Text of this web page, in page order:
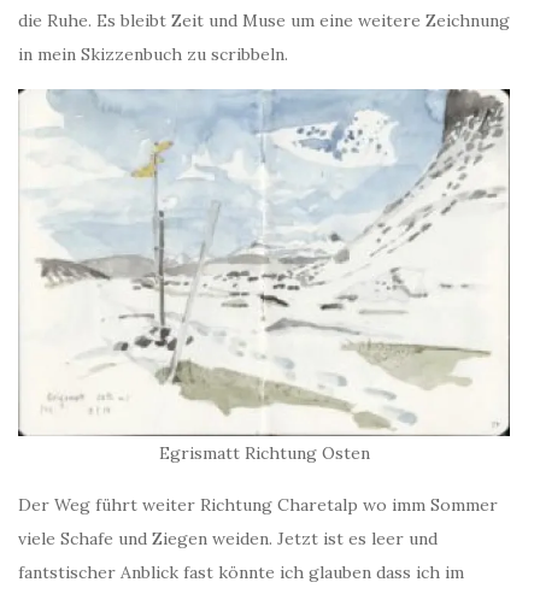
die Ruhe. Es bleibt Zeit und Muse um eine weitere Zeichnung
in mein Skizzenbuch zu scribbeln.
Egrismatt Richtung Osten
Der Weg führt weiter Richtung Charetalp wo imm Sommer
viele Schafe und Ziegen weiden. Jetzt ist es leer und
fantstischer Anblick fast könnte ich glauben dass ich im